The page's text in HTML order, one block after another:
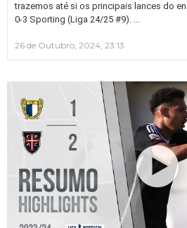
trazemos até si os principais lances do
0-3 Sporting (Liga 24/25 #9). …
26 de Outubro, 2024, 23:13